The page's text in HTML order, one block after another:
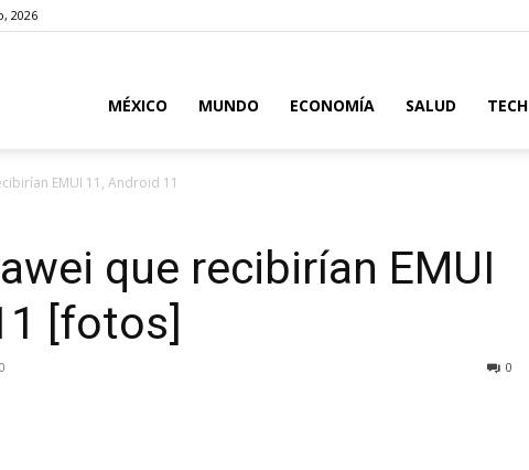
2026
MÉXICO MUNDO ECONOMÍA SALUD TECH
EMUI 11, Android 11
que recibirían EMUI
[fotos]
0